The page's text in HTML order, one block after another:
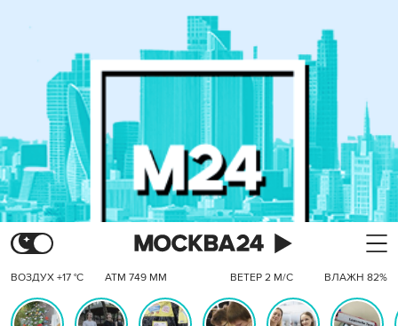
ВОЗДУХ +17 °C АТМ 749 ММ ВЕТЕР 2 М/С ВЛАЖН 82%